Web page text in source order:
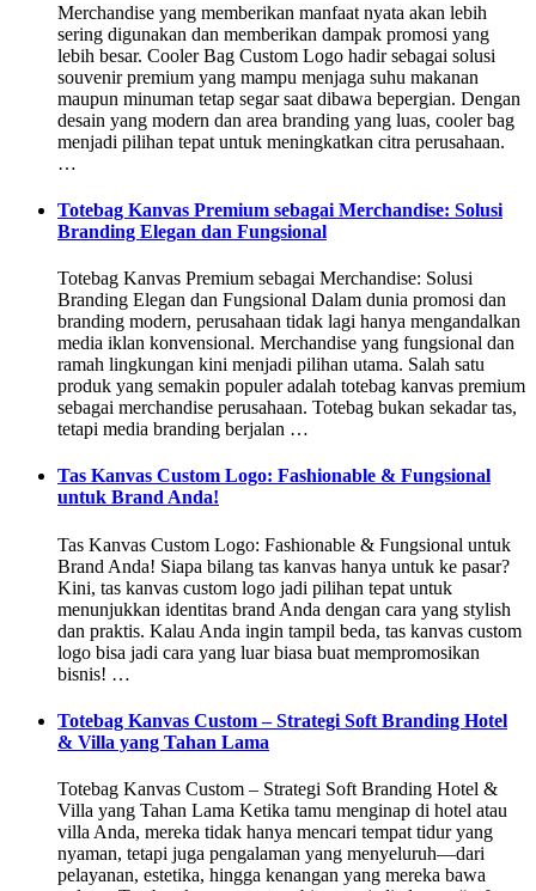
Merchandise yang memberikan manfaat nyata akan lebih
sering digunakan dan memberikan dampak promosi yang
lebih besar. Cooler Bag Custom Logo hadir sebagai solusi
souvenir premium yang mampu menjaga suhu makanan
maupun minuman tetap segar saat dibawa bepergian. Dengan
desain yang modern dan area branding yang luas, cooler bag
menjadi pilihan tepat untuk meningkatkan citra perusahaan.
…
Totebag Kanvas Premium sebagai Merchandise: Solusi
Branding Elegan dan Fungsional
Totebag Kanvas Premium sebagai Merchandise: Solusi
Branding Elegan dan Fungsional Dalam dunia promosi dan
branding modern, perusahaan tidak lagi hanya mengandalkan
media iklan konvensional. Merchandise yang fungsional dan
ramah lingkungan kini menjadi pilihan utama. Salah satu
produk yang semakin populer adalah totebag kanvas premium
sebagai merchandise perusahaan. Totebag bukan sekadar tas,
tetapi media branding berjalan …
Tas Kanvas Custom Logo: Fashionable & Fungsional
untuk Brand Anda!
Tas Kanvas Custom Logo: Fashionable & Fungsional untuk
Brand Anda! Siapa bilang tas kanvas hanya untuk ke pasar?
Kini, tas kanvas custom logo jadi pilihan tepat untuk
menunjukkan identitas brand Anda dengan cara yang stylish
dan praktis. Kalau Anda ingin tampil beda, tas kanvas custom
logo bisa jadi cara yang luar biasa buat mempromosikan
bisnis! …
Totebag Kanvas Custom – Strategi Soft Branding Hotel
& Villa yang Tahan Lama
Totebag Kanvas Custom – Strategi Soft Branding Hotel &
Villa yang Tahan Lama Ketika tamu menginap di hotel atau
villa Anda, mereka tidak hanya mencari tempat tidur yang
nyaman, tetapi juga pengalaman yang menyeluruh—dari
pelayanan, estetika, hingga kenangan yang mereka bawa